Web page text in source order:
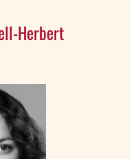
Herbert